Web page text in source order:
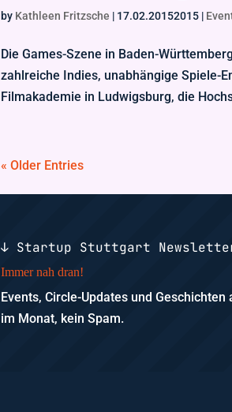
by Kathleen Fritzsche | 17.02.20152015 |
Die Games-Szene in Baden-
zahlreiche Indies, unabhängige Spiele-
Filmakademie in Ludwigsburg, die
« Older Entries
↓ Startup Stuttgart
Immer nah dran!
Events, Circle-Updates und
im Monat, kein Spam.